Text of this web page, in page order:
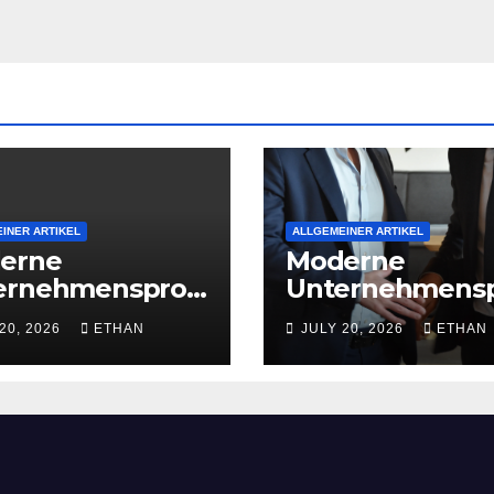
ARTIKEL
für nachhaltige
2026 ETHAN
ALLGEMEINER ARTIKEL
Moderne
esse für
g
JULY 20, 2026 ETHAN